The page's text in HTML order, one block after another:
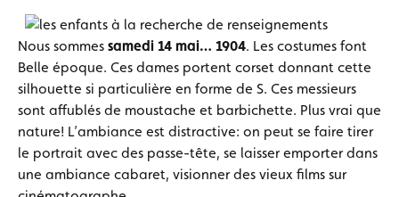
Nous sommes samedi 14 mai… 1904. Les costumes font
Belle époque. Ces dames portent corset donnant cette
silhouette si particulière en forme de S. Ces messieurs
sont affublés de moustache et barbichette. Plus vrai que
nature! L’ambiance est distractive: on peut se faire tirer
le portrait avec des passe-tête, se laisser emporter dans
une ambiance cabaret, visionner des vieux films sur